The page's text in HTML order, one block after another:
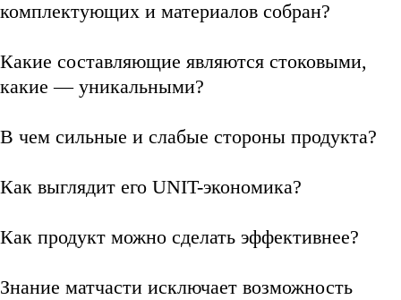
комплектующих и материалов собран?
Какие составляющие являются стоковыми,
какие — уникальными?
В чем сильные и слабые стороны продукта?
Как выглядит его UNIT-экономика?
Как продукт можно сделать эффективнее?
Знание матчасти исключает возможность